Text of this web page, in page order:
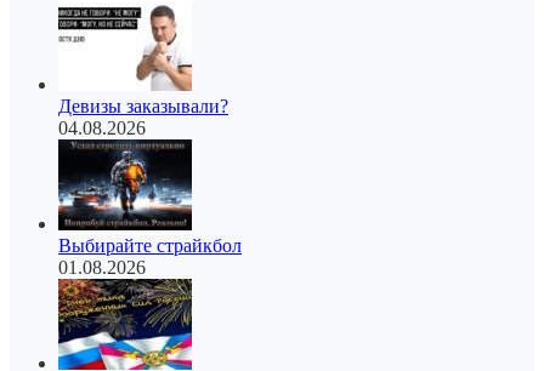
Девизы заказывали?
04.08.2026
Выбирайте страйкбол
01.08.2026